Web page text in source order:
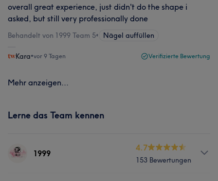
overall great experience, just didn't do the shape i
asked, but still very professionally done
Behandelt von 1999 Team 5• Nägel auffüllen
Kara•vor 9 Tagen Verifizierte Bewertung
Mehr anzeigen...
Lerne das Team kennen
1999
4.7
153 Bewertungen